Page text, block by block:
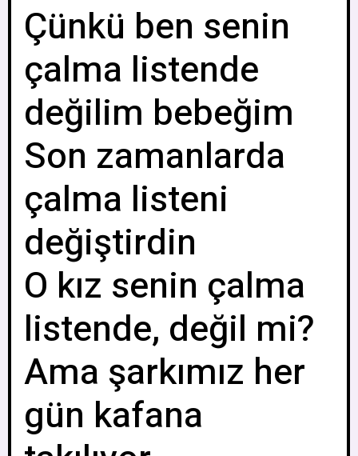
Çünkü ben senin
çalma listende
değilim bebeğim
Son zamanlarda
çalma listeni
değiştirdin
O kız senin çalma
listende, değil mi?
Ama şarkımız her
gün kafana